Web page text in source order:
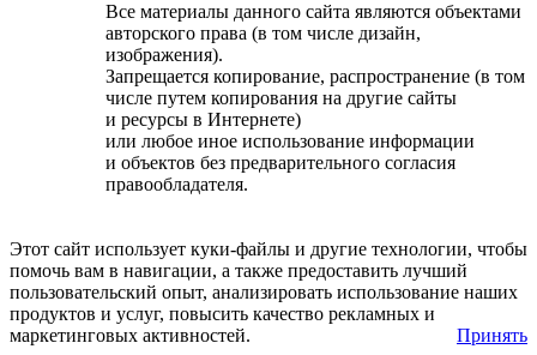
Все материалы данного сайта являются объектами
авторского права (в том числе дизайн,
изображения).
Запрещается копирование, распространение (в том
числе путем копирования на другие сайты
и ресурсы в Интернете)
или любое иное использование информации
и объектов без предварительного согласия
правообладателя.
Этот сайт использует куки-файлы и другие технологии, чтобы
помочь вам в навигации, а также предоставить лучший
пользовательский опыт, анализировать использование наших
продуктов и услуг, повысить качество рекламных и
маркетинговых активностей.
Принять